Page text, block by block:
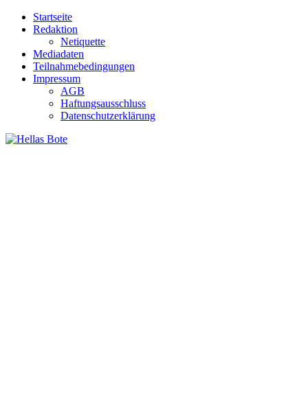
Zum
Inhalt
Startseite
Redaktion
Netiquette
Mediadaten
Teilnahmebedingungen
Impressum
AGB
Haftungsausschluss
Datenschutzerklärung